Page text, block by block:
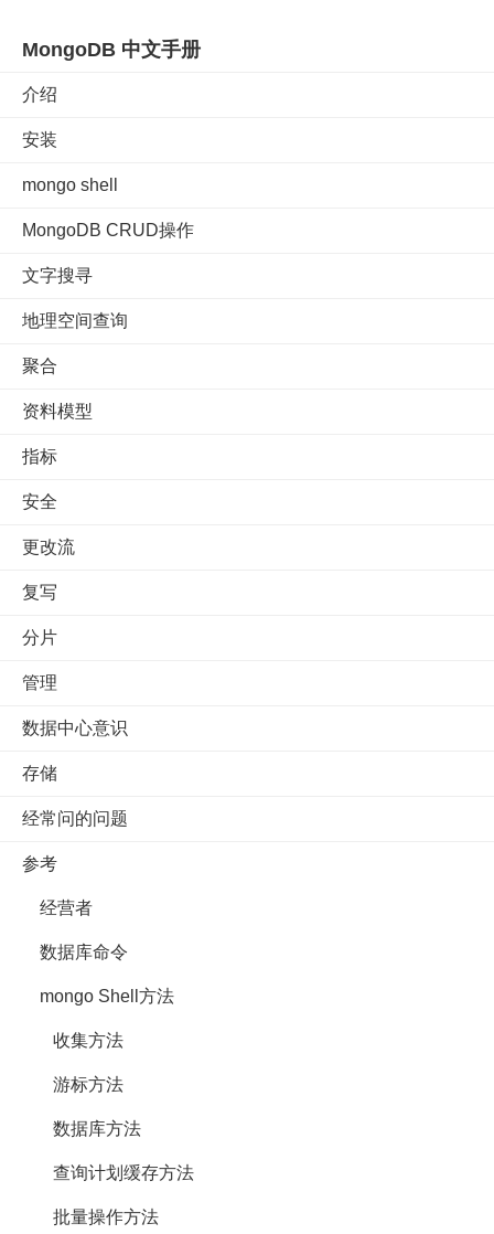
MongoDB 中文手册
介绍
安装
mongo shell
MongoDB CRUD操作
文字搜寻
地理空间查询
聚合
资料模型
指标
安全
更改流
复写
分片
管理
数据中心意识
存储
经常问的问题
参考
经营者
数据库命令
mongo Shell方法
收集方法
游标方法
数据库方法
查询计划缓存方法
批量操作方法